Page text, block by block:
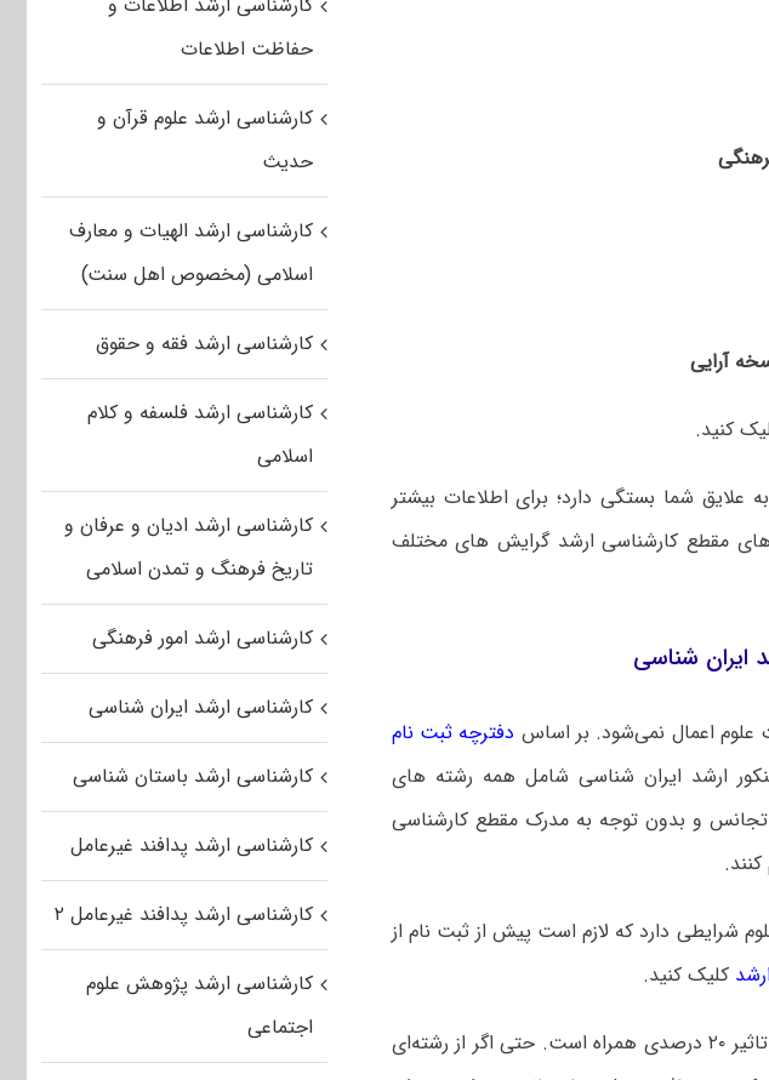
کنید.
شما بستگی دارد؛ برای اطلاعات بیشتر
مقطع کارشناسی ارشد گرایش های مختلف
ایران شناسی
علوم اعمال نمی‌شود. بر اساس دفترچه ثبت نام
ارشد ایران شناسی شامل همه رشته های
و بدون توجه به مدرک مقطع کارشناسی
شرایطی دارد که لازم است پیش از ثبت نام از
کلیک کنید.
قابل توجه است که معدل در آزمون کارشناسی ارشد با تاثیر ۲۰ درصدی همراه است. حتی اگر از رشته‌ای
حفاظت اطلاعات
کارشناسی ارشد علوم قرآن و
حدیث
کارشناسی ارشد الهیات و معارف
اسلامی (مخصوص اهل سنت)
کارشناسی ارشد فقه و حقوق
کارشناسی ارشد فلسفه و کلام
اسلامی
کارشناسی ارشد ادیان و عرفان و
تاریخ فرهنگ و تمدن اسلامی
کارشناسی ارشد امور فرهنگی
کارشناسی ارشد ایران شناسی
کارشناسی ارشد باستان شناسی
کارشناسی ارشد پدافند غیرعامل
کارشناسی ارشد پدافند غیرعامل ۲
کارشناسی ارشد پژوهش علوم
اجتماعی